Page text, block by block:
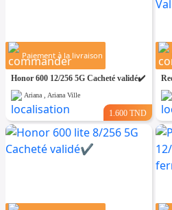
Paiement à la livraison
Honor 600 12/256 5G Cacheté validé✔️
Ariana , Ariana Ville
1.600 TND